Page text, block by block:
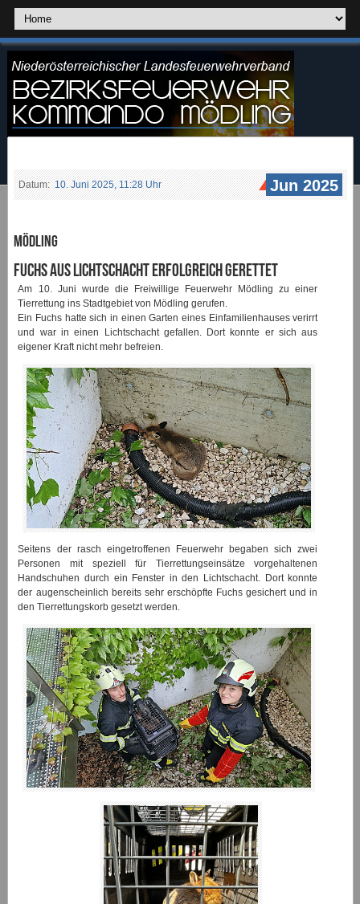
Datum: 10. Juni 2025, 11:28 Uhr Jun 2025
Mödling
Fuchs aus Lichtschacht erfolgreich gerettet
Am 10. Juni wurde die Freiwillige Feuerwehr Mödling zu einer
Tierrettung ins Stadtgebiet von Mödling gerufen.
Ein Fuchs hatte sich in einen Garten eines Einfamilienhauses verirrt
und war in einen Lichtschacht gefallen. Dort konnte er sich aus
eigener Kraft nicht mehr befreien.
Seitens der rasch eingetroffenen Feuerwehr begaben sich zwei
Personen mit speziell für Tierrettungseinsätze vorgehaltenen
Handschuhen durch ein Fenster in den Lichtschacht. Dort konnte
der augenscheinlich bereits sehr erschöpfte Fuchs gesichert und in
den Tierrettungskorb gesetzt werden.